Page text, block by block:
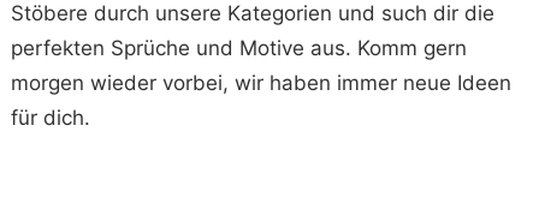
Stöbere durch unsere Kategorien und such dir die
perfekten Sprüche und Motive aus. Komm gern
morgen wieder vorbei, wir haben immer neue Ideen
für dich.